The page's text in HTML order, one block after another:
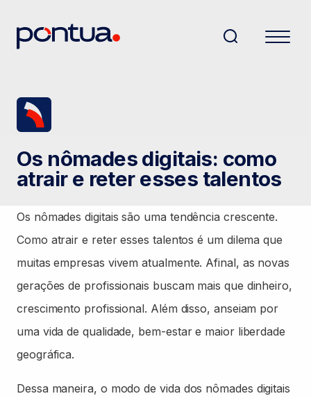
Os nômades digitais: como
atrair e reter esses talentos
Os nômades digitais são uma tendência crescente.
Como atrair e reter esses talentos é um dilema que
muitas empresas vivem atualmente. Afinal, as novas
gerações de profissionais buscam mais que dinheiro,
crescimento profissional. Além disso, anseiam por
uma vida de qualidade, bem-estar e maior liberdade
geográfica.
Dessa maneira, o modo de vida dos nômades digitais